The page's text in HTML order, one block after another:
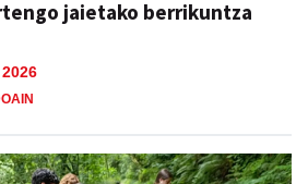
jaietako berrikuntza